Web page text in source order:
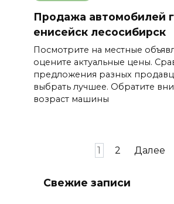
Продажа автомобилей
енисейск лесосибирск
Посмотрите на местные
оцените актуальные цены.
предложения разных
выбрать лучшее. Обратите
возраст машины
1 2 Далее
Свежие записи